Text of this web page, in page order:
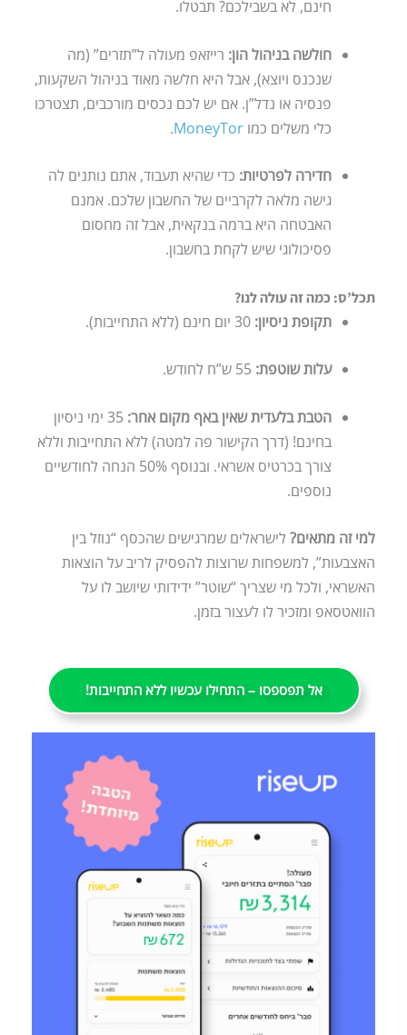
חינם, לא בשבילכם? תבטלו.
חולשה בניהול הון: רייזאפ מעולה ל”תזרים” (מה
שנכנס ויוצא), אבל היא חלשה מאוד בניהול השקעות,
פנסיה או נדל”ן. אם יש לכם נכסים מורכבים, תצטרכו
כלי משלים כמו MoneyTor
.
חדירה לפרטיות: כדי שהיא תעבוד, אתם נותנים לה
גישה מלאה לקרביים של החשבון שלכם. אמנם
האבטחה היא ברמה בנקאית, אבל זה מחסום
פסיכולוגי שיש לקחת בחשבון.
תכל’ס: כמה זה עולה לנו?
תקופת ניסיון:
עלות שוטפת:
הטבת בלעדית שאין באף מקום אחר:
35 ימי ניסיון
בחינם! (דרך הקישור פה למטה)ללא התחייבות וללא
צורך בכרטיס אשראי. ובנוסף 50% הנחה לחודשיים
נוספים.
למי זה מתאים?לישראלים שמרגישים שהכסף “נוזל בין
האצבעות”, למשפחות שרוצות להפסיק לריב על הוצאות
האשראי, ולכל מי שצריך “שוטר” ידידותי שיושב לו על
הוואטסאפ ומזכיר לו לעצור בזמן.
אל תפספסו – התחילו עכשיו ללא התחייבות!